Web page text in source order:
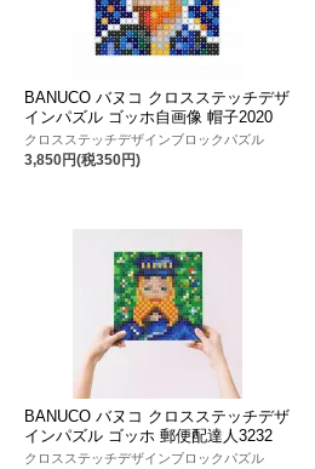
BANUCO バヌコ クロスステッチデザ
インパズル ゴッホ自画像 帽子2020
クロスステッチデザインブロックパズル
3,850円(税350円)
BANUCO バヌコ クロスステッチデザ
インパズル ゴッホ 郵便配達人3232
クロスステッチデザインブロックパズル